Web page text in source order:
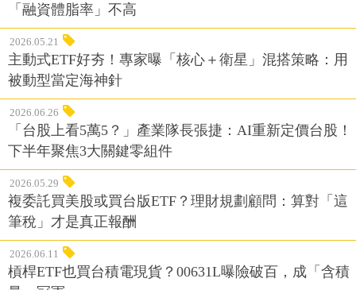
「融資體脂率」不高
2026.05.21
主動式ETF好夯！專家曝「核心＋衛星」混搭策略：用
被動型當定海神針
2026.06.26
「台股上看5萬5？」產業隊長張捷：AI重新定價台股！
下半年聚焦3大關鍵零組件
2026.05.29
複委託買美股或買台版ETF？理財規劃顧問：算對「這
筆稅」才是真正報酬
2026.06.11
槓桿ETF也買台積電現貨？00631L曝險破百，成「含積